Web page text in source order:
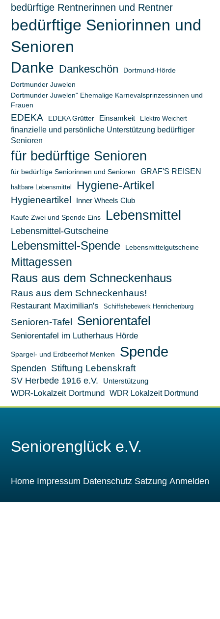
bedürftige Rentnerinnen und Rentner
bedürftige Seniorinnen und
Senioren
Danke Dankeschön
Dortmund-Hörde
Dortmunder Juwelen
Dortmunder Juwelen" Ehemalige Karnevalsprinzessinnen und
Frauen
EDEKA EDEKA Grütter Einsamkeit Elektro Weichert
finanzielle und persönliche Unterstützung bedürftiger
Senioren
für bedürftige Senioren
für bedürftige Seniorinnen und Senioren GRAF'S REISEN
haltbare Lebensmittel Hygiene-Artikel
Hygieneartikel Inner Wheels Club
Kaufe Zwei und Spende Eins Lebensmittel
Lebensmittel-Gutscheine
Lebensmittel-Spende Lebensmittelgutscheine
Mittagessen
Raus aus dem Schneckenhaus
Raus aus dem Schneckenhaus!
Restaurant Maximilian's Schiffshebewerk Henrichenburg
Senioren-Tafel Seniorentafel
Seniorentafel im Lutherhaus Hörde
Spargel- und Erdbeerhof Menken Spende
Spenden Stiftung Lebenskraft
SV Herbede 1916 e.V. Unterstützung
WDR-Lokalzeit Dortmund WDR Lokalzeit Dortmund
Seniorenglück e.V.
Home Impressum Datenschutz Satzung Anmelden